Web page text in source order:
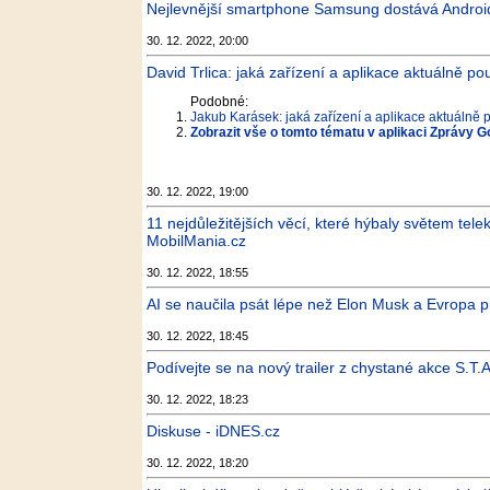
Nejlevnější smartphone Samsung dostává
30. 12. 2022, 20:00
David Trlica: jaká zařízení a aplikace aktuálně
Podobné:
Jakub Karásek: jaká zařízení a aplikace aktuálně
Zobrazit vše o tomto tématu v aplikaci Zprávy
30. 12. 2022, 19:00
11 nejdůležitějších věcí, které hýbaly světem
MobilMania.cz
30. 12. 2022, 18:55
AI se naučila psát lépe než Elon Musk a Evropa
30. 12. 2022, 18:45
Podívejte se na nový trailer z chystané akce
30. 12. 2022, 18:23
Diskuse - iDNES.cz
30. 12. 2022, 18:20